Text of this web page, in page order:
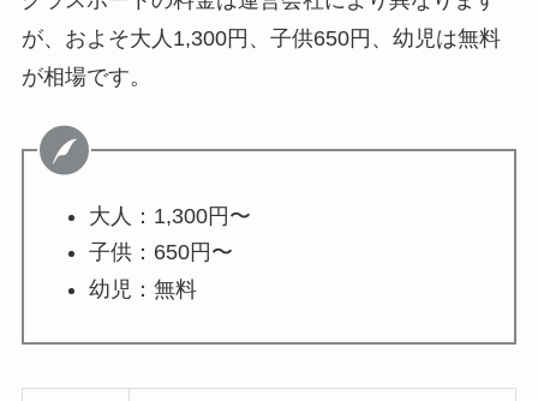
が、およそ大人1,300円、子供650円、幼児は無料
が相場です。
大人：1,300円〜
子供：650円〜
幼児：無料